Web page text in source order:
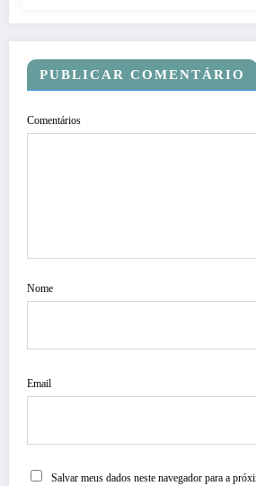
PUBLICAR COMENTÁRIO
Comentários
Nome
Email
Salvar meus dados neste navegador para a